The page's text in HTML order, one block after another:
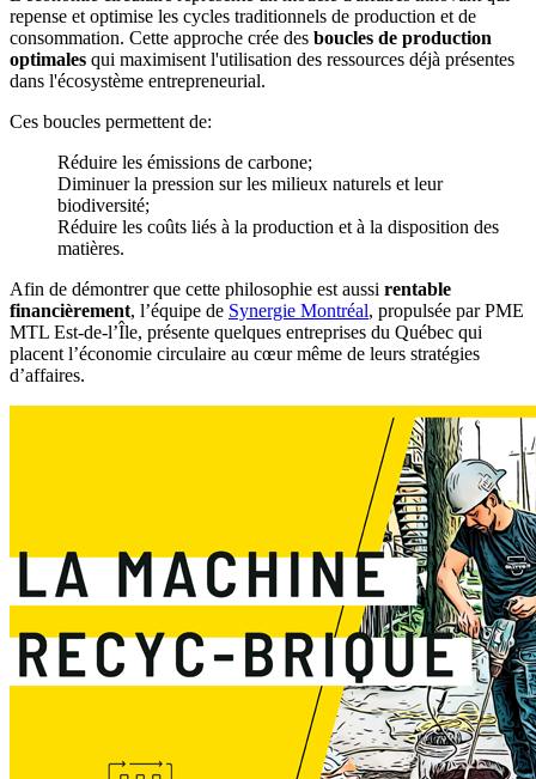
repense et optimise les cycles traditionnels de production et de
consommation. Cette approche crée des boucles de production
optimales qui maximisent l'utilisation des ressources déjà présentes
dans l'écosystème entrepreneurial.
Ces boucles permettent de:
Réduire les émissions de carbone;
Diminuer la pression sur les milieux naturels et leur
biodiversité;
Réduire les coûts liés à la production et à la disposition des
matières.
Afin de démontrer que cette philosophie est aussi rentable
financièrement, l’équipe de Synergie Montréal, propulsée par PME
MTL Est-de-l’Île, présente quelques entreprises du Québec qui
placent l’économie circulaire au cœur même de leurs stratégies
d’affaires.